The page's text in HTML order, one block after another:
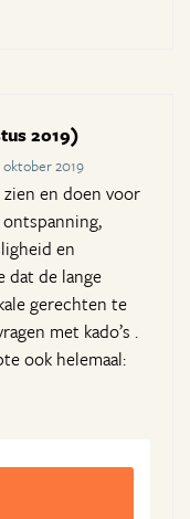
2019)
2019
en doen voor
en
dat de lange
gerechten te
met kado’s .
ook helemaal: